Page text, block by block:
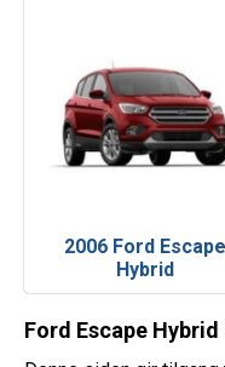
2006 Ford Escape
Hybrid
Ford Escape Hybrid